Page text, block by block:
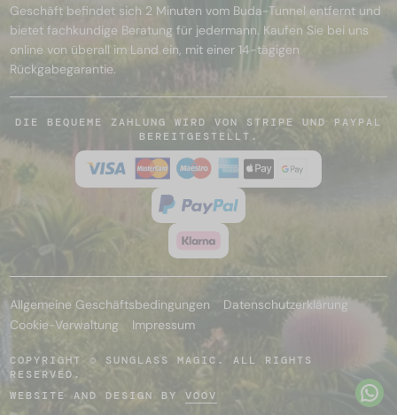
Geschäft befindet sich 2 Minuten vom Buda-Tunnel entfernt und
bietet fachkundige Beratung für jedermann. Kaufen Sie bei uns
online von überall im Land ein, mit einer 14-tägigen
Rückgabegarantie.
DIE BEQUEME ZAHLUNG WIRD VON STRIPE UND PAYPAL
BEREITGESTELLT.
Allgemeine Geschäftsbedingungen
Datenschutzerklärung
Cookie-Verwaltung
Impressum
COPYRIGHT © SUNGLASS MAGIC. ALL RIGHTS
RESERVED.
WEBSITE AND DESIGN BY VOOV